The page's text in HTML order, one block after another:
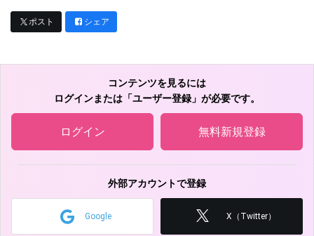
ポスト シェア
コンテンツを見るには
ログインまたは「ユーザー登録」が必要です。
ログイン 無料新規登録
外部アカウントで登録
Google X（Twitter）